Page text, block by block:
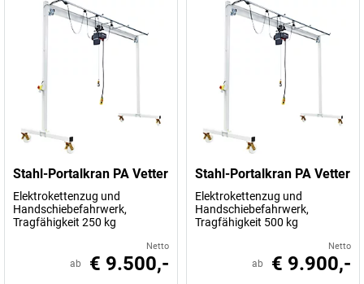
Stahl-Portalkran PA Vetter
Elektrokettenzug und
Handschiebefahrwerk,
Tragfähigkeit 250 kg
Netto
ab € 9.500,-
Stahl-Portalkran PA Vetter
Elektrokettenzug und
Handschiebefahrwerk,
Tragfähigkeit 500 kg
Netto
ab € 9.900,-